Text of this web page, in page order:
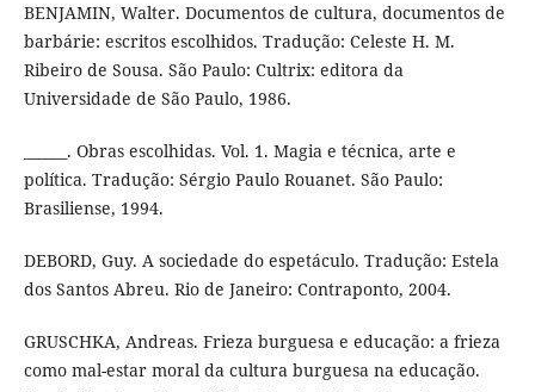
BENJAMIN, Walter. Documentos de cultura, documentos de
barbárie: escritos escolhidos. Tradução: Celeste H. M.
Ribeiro de Sousa. São Paulo: Cultrix: editora da
Universidade de São Paulo, 1986.
______. Obras escolhidas. Vol. 1. Magia e técnica, arte e
política. Tradução: Sérgio Paulo Rouanet. São Paulo:
Brasiliense, 1994.
DEBORD, Guy. A sociedade do espetáculo. Tradução: Estela
dos Santos Abreu. Rio de Janeiro: Contraponto, 2004.
GRUSCHKA, Andreas. Frieza burguesa e educação: a frieza
como mal-estar moral da cultura burguesa na educação.